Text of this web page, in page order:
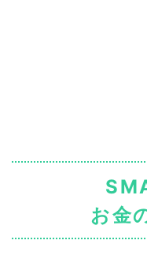
お金